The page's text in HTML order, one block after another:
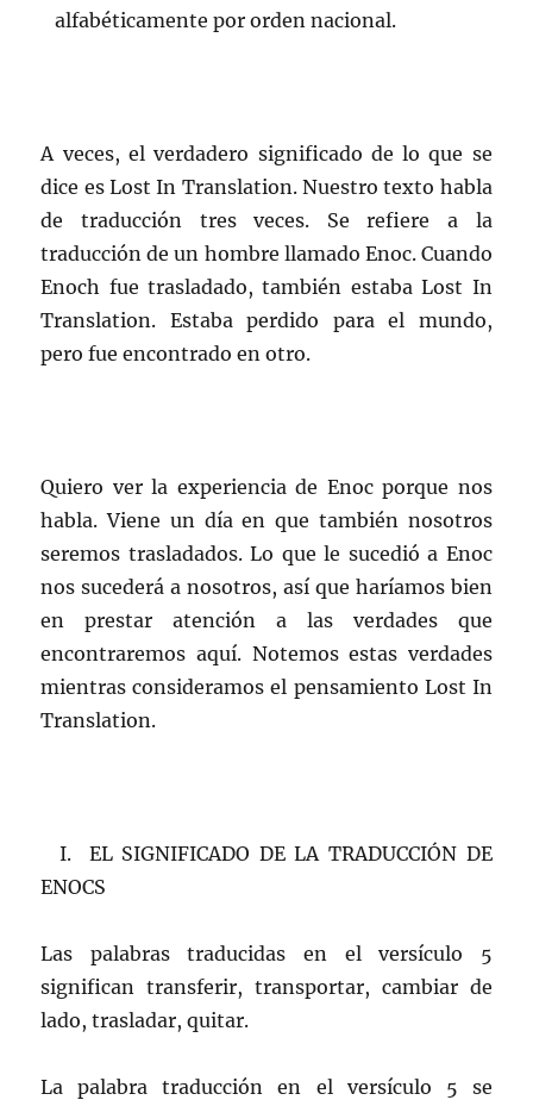
alfabéticamente por orden nacional.
A veces, el verdadero significado de lo que se
dice es Lost In Translation. Nuestro texto habla
de traducción tres veces. Se refiere a la
traducción de un hombre llamado Enoc. Cuando
Enoch fue trasladado, también estaba Lost In
Translation. Estaba perdido para el mundo,
pero fue encontrado en otro.
Quiero ver la experiencia de Enoc porque nos
habla. Viene un día en que también nosotros
seremos trasladados. Lo que le sucedió a Enoc
nos sucederá a nosotros, así que haríamos bien
en prestar atención a las verdades que
encontraremos aquí. Notemos estas verdades
mientras consideramos el pensamiento Lost In
Translation.
I. EL SIGNIFICADO DE LA TRADUCCIÓN DE
ENOCS
Las palabras traducidas en el versículo 5
significan transferir, transportar, cambiar de
lado, trasladar, quitar.
La palabra traducción en el versículo 5 se